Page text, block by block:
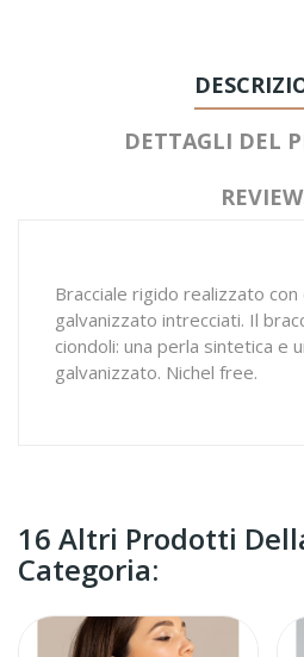
DETTAGLI DEL
Bracciale rigido realizzato
galvanizzato intrecciati. Il
ciondoli: una perla sintetica e
galvanizzato. Nichel free.
16 Altri Prodotti
Categoria: